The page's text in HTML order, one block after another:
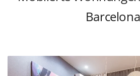
Barcelona